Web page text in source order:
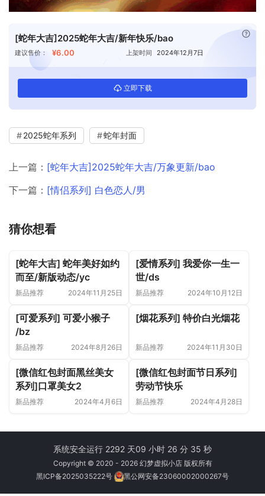
[蛇年大吉]2025蛇年大吉/新年快乐/bao
建议售价： ¥6.00 上架时间 2024年12月7日
立即下载
已
2025蛇年系列 蛇年封面
上一篇： [蛇年大吉]2025蛇年大吉/万象更新/bao
下一篇： [情侣系列] 白色恋人/男
猜你想看
[蛇年大吉] 蛇年美好如约
而至/新版动态/yc
新品推荐 2024年11月25日
[爱情系列] 我爱你一生一
世/ds
新品推荐 2024年10月12日
[可爱系列] 可爱小猴子
/bz
新品推荐 2024年8月26日
[烟花系列] 特价白光烟花
新品推荐 2024年11月30日
[微信红包封面黑丝美女
系列]口罩美女2
新品推荐 2024年4月6日
[微信红包封面节日系列]
劳动节快乐
新品推荐 2024年4月28日
系统安全运行 2292 天09 小时 26 分 36 秒
Copyright © 2020 - 2026 幻梦虚拟小店 版权所有
黑ICP备2025035222号
黑公网安备23060002000267号